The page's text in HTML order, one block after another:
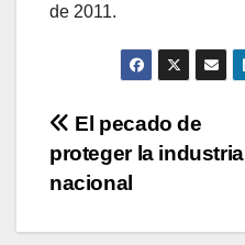
de 2011.
Navegación
de
entradas
El pecado de
proteger la industria
nacional